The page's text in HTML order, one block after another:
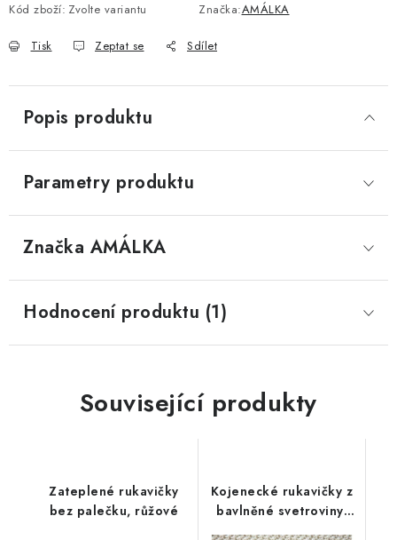
Kód zboží: Zvolte variantu Značka:AMÁLKA
Tisk Zeptat se Sdílet
Popis produktu
Parametry produktu
Značka AMÁLKA
Hodnocení produktu (1)
Související produkty
Zateplené rukavičky
bez palečku, růžové
Kojenecké rukavičky z
bavlněné svetroviny,
smetanové